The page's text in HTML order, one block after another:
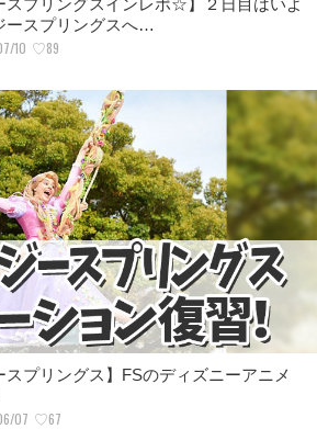
スプリングスインレポ☆】２日目はいよ
ースプリングスへ…
10 ♡89
スプリングス】FSのディズニーアニメ
07 ♡67